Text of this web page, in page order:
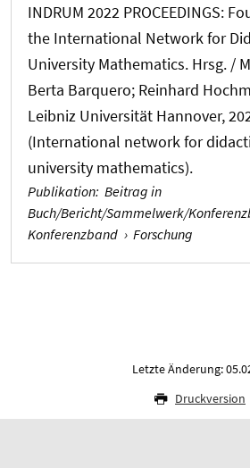
INDRUM 2022 PROCEEDINGS:
the International Network for
University Mathematics. Hrsg. /
Berta Barquero; Reinhard
Leibniz Universität Hannover,
(International network for
university mathematics).
Publikation: Beitrag in
Buch/Bericht/Sammelwerk/
Konferenzband › Forschung
Letzte Änderung:
Druckversion